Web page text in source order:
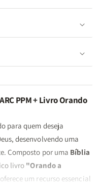
PPM + Livro Orando
para quem deseja
desenvolvendo uma
Composto por uma Bíblia
livro "Orando a
oferece um recurso essencial